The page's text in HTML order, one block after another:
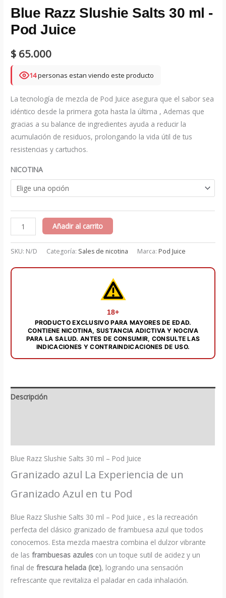
Blue Razz Slushie Salts 30 ml -
Pod Juice
$ 65.000
14personas estan viendo este producto
La tecnología de mezcla de Pod Juice asegura que el sabor sea
idéntico desde la primera gota hasta la última , Ademas que
gracias a su balance de ingredientes ayuda a reducir la
acumulación de residuos, prolongando la vida útil de tus
resistencias y cartuchos.
NICOTINA
Blue
Razz
Slushie
30
cantidad
Añadir al carrito
SKU: N/D Categoría: Sales de nicotina Marca: Pod Juice
18+
PRODUCTO EXCLUSIVO PARA MAYORES DE EDAD.
CONTIENE NICOTINA, SUSTANCIA ADICTIVA Y NOCIVA
PARA LA SALUD. ANTES DE CONSUMIR, CONSULTE LAS
INDICACIONES Y CONTRAINDICACIONES DE USO.
Descripción
Blue Razz Slushie Salts 30 ml – Pod Juice
Granizado azul La Experiencia de un
Granizado Azul en tu Pod
Blue Razz Slushie Salts 30 ml – Pod Juice , es la recreación
perfecta del clásico granizado de frambuesa azul que todos
conocemos. Esta mezcla maestra combina el dulzor vibrante
de lasframbuesas azules con un toque sutil de acidez y un
final defrescura helada (ice), logrando una sensación
refrescante que revitaliza el paladar en cada inhalación.